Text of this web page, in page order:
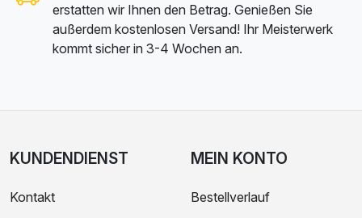
erstatten wir Ihnen den Betrag. Genießen Sie
außerdem kostenlosen Versand! Ihr Meisterwerk
kommt sicher in 3-4 Wochen an.
KUNDENDIENST
Kontakt
MEIN KONTO
Bestellverlauf